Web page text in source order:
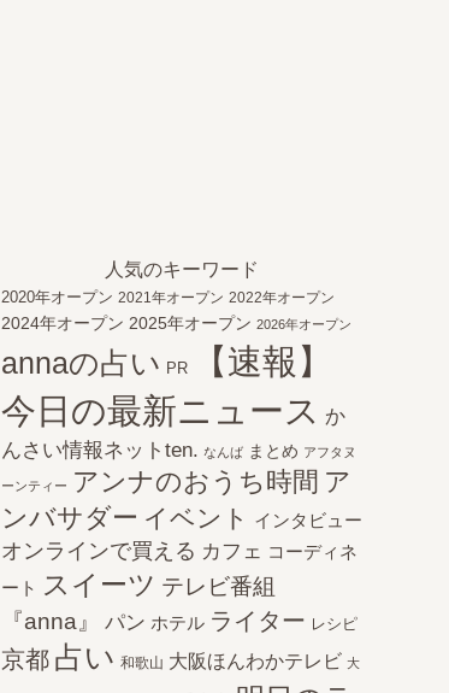
人気のキーワード
2020年オープン 2021年オープン 2022年オープン
2024年オープン 2025年オープン 2026年オープン
annaの占い PR
【速報】
今日の最新ニュース か
んさい情報ネットten. なんば まとめ アフタヌ
ーンティー アンナのおうち時間 ア
ンバサダー イベント インタビュー
オンラインで買える カフェ コーディネ
ート
スイーツ テレビ番組
『anna』
パン ホテル ライター レシピ
京都 占い 和歌山 大阪ほんわかテレビ 大